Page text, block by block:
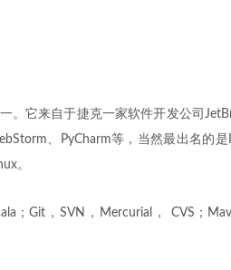
。它来自于捷克一家软件开发公司
、PyCharm等，当然最出名的是
。
；Git，SVN，Mercurial， CVS；